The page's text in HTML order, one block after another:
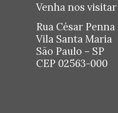
Venha nos visitar
Rua César Penna
Vila Santa Maria
São Paulo – SP
CEP 02563-000